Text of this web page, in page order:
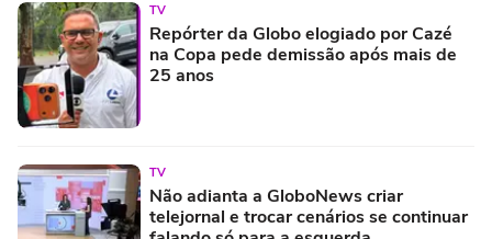
TV
Repórter da Globo elogiado por Cazé
na Copa pede demissão após mais de
25 anos
TV
Não adianta a GloboNews criar
telejornal e trocar cenários se continuar